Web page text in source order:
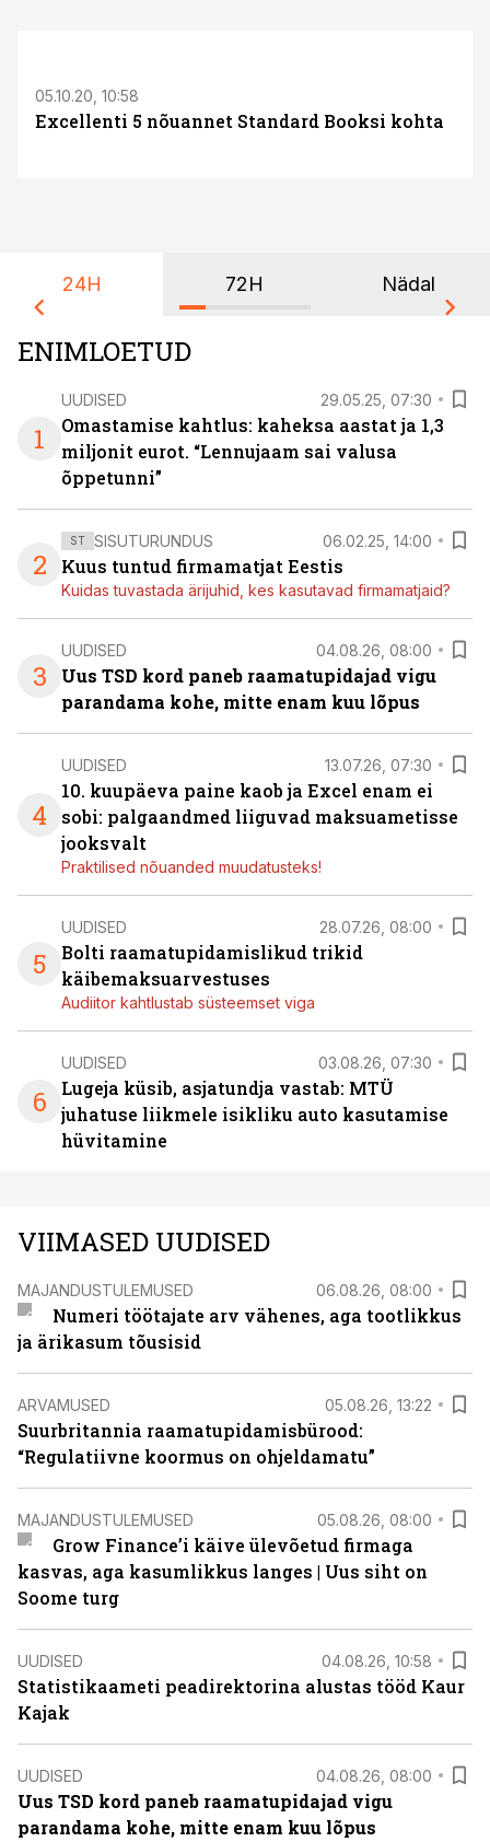
05.10.20, 10:58
Excellenti 5 nõuannet Standard Booksi kohta
24H 72H Nädal
ENIMLOETUD
1
UUDISED 29.05.25, 07:30
Omastamise kahtlus: kaheksa aastat ja 1,3
miljonit eurot. “Lennujaam sai valusa
õppetunni”
2
ST SISUTURUNDUS 06.02.25, 14:00
Kuus tuntud firmamatjat Eestis
Kuidas tuvastada ärijuhid, kes kasutavad firmamatjaid?
3
UUDISED 04.08.26, 08:00
Uus TSD kord paneb raamatupidajad vigu
parandama kohe, mitte enam kuu lõpus
4
UUDISED 13.07.26, 07:30
10. kuupäeva paine kaob ja Excel enam ei
sobi: palgaandmed liiguvad maksuametisse
jooksvalt
Praktilised nõuanded muudatusteks!
5
UUDISED 28.07.26, 08:00
Bolti raamatupidamislikud trikid
käibemaksuarvestuses
Audiitor kahtlustab süsteemset viga
6
UUDISED 03.08.26, 07:30
Lugeja küsib, asjatundja vastab: MTÜ
juhatuse liikmele isikliku auto kasutamise
hüvitamine
VIIMASED UUDISED
MAJANDUSTULEMUSED 06.08.26, 08:00
Numeri töötajate arv vähenes, aga tootlikkus
ja ärikasum tõusisid
ARVAMUSED 05.08.26, 13:22
Suurbritannia raamatupidamisbürood:
“Regulatiivne koormus on ohjeldamatu”
MAJANDUSTULEMUSED 05.08.26, 08:00
Grow Finance’i käive ülevõetud firmaga
kasvas, aga kasumlikkus langes | Uus siht on
Soome turg
UUDISED 04.08.26, 10:58
Statistikaameti peadirektorina alustas tööd Kaur
Kajak
UUDISED 04.08.26, 08:00
Uus TSD kord paneb raamatupidajad vigu
parandama kohe, mitte enam kuu lõpus